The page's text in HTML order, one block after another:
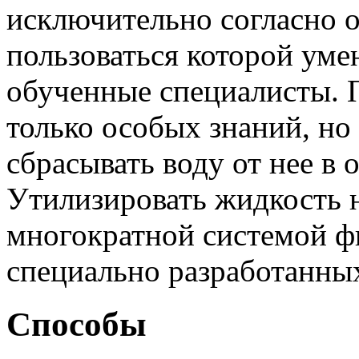
исключительно согласно
пользоваться которой
обученные специалисты.
только особых знаний,
сбрасывать воду от нее
Утилизировать
многократной системой
специально
Способы